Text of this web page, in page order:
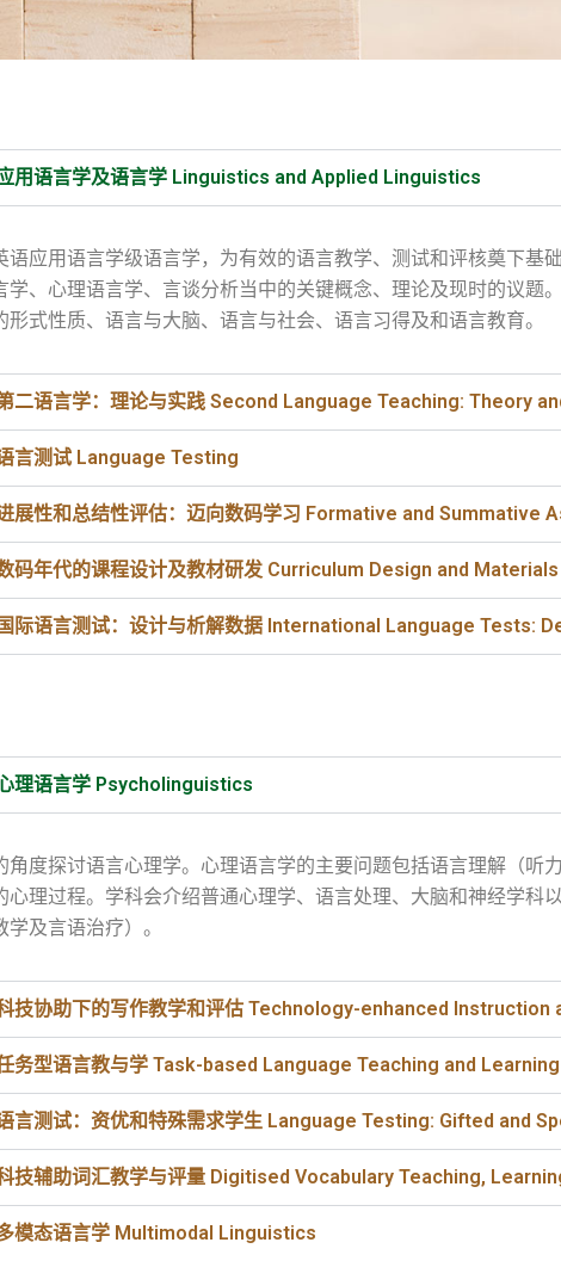
用语言学及语言学 Linguistics and Applied Linguistics
语应用语言学级语言学，为有效的语言教学、测试和评核奠下
学、心理语言学、言谈分析当中的关键概念、理论及现时的议题
形式性质、语言与大脑、语言与社会、语言习得及和语言教育。
二语言学：理论与实践 Second Language Teaching: Theory
言测试 Language Testing
展性和总结性评估：迈向数码学习 Formative and
码年代的课程设计及教材研发 Curriculum Design and
际语言测试：设计与析解数据 International Language Tests:
理语言学 Psycholinguistics
角度探讨语言心理学。心理语言学的主要问题包括语言理解（
心理过程。学科会介绍普通心理学、语言处理、大脑和神经学
及言语治疗）。
技协助下的写作教学和评估 Technology-enhanced
务型语言教与学 Task-based Language Teaching and Learning
言测试：资优和特殊需求学生 Language Testing: Gifted and
技辅助词汇教学与评量 Digitised Vocabulary Teaching,
模态语言学 Multimodal Linguistics